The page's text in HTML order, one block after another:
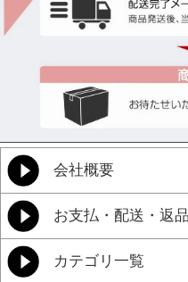
会社概要
お支払・配送・返品
カテゴリ一覧